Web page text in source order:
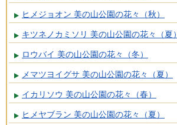
ヒメジョオン 美の山公園の花々（秋）
キツネノカミソリ 美の山公園の花々（夏）
ロウバイ 美の山公園の花々（冬）
メマツヨイグサ 美の山公園の花々（夏）
イカリソウ 美の山公園の花々（春）
ヒメヤブラン 美の山公園の花々（夏）